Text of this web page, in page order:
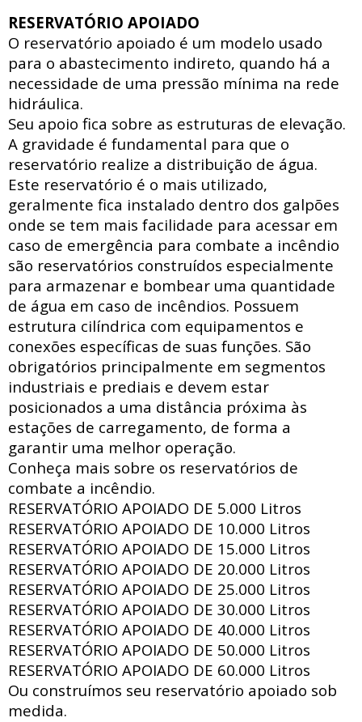
RESERVATÓRIO APOIADO
O reservatório apoiado é um modelo usado
para o abastecimento indireto, quando há a
necessidade de uma pressão mínima na rede
hidráulica.
Seu apoio fica sobre as estruturas de elevação.
A gravidade é fundamental para que o
reservatório realize a distribuição de água.
Este reservatório é o mais utilizado,
geralmente fica instalado dentro dos galpões
onde se tem mais facilidade para acessar em
caso de emergência para combate a incêndio
são reservatórios construídos especialmente
para armazenar e bombear uma quantidade
de água em caso de incêndios. Possuem
estrutura cilíndrica com equipamentos e
conexões específicas de suas funções. São
obrigatórios principalmente em segmentos
industriais e prediais e devem estar
posicionados a uma distância próxima às
estações de carregamento, de forma a
garantir uma melhor operação.
Conheça mais sobre os reservatórios de
combate a incêndio.
RESERVATÓRIO APOIADO DE 5.000 Litros
RESERVATÓRIO APOIADO DE 10.000 Litros
RESERVATÓRIO APOIADO DE 15.000 Litros
RESERVATÓRIO APOIADO DE 20.000 Litros
RESERVATÓRIO APOIADO DE 25.000 Litros
RESERVATÓRIO APOIADO DE 30.000 Litros
RESERVATÓRIO APOIADO DE 40.000 Litros
RESERVATÓRIO APOIADO DE 50.000 Litros
RESERVATÓRIO APOIADO DE 60.000 Litros
Ou construímos seu reservatório apoiado sob
medida.